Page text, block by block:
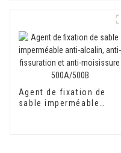
Agent de fixation de
sable imperméable